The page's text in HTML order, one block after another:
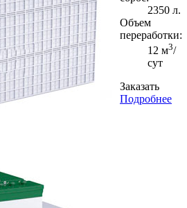
2350 л.
Объем
переработки:
12 м3/
сут
Заказать
Подробнее